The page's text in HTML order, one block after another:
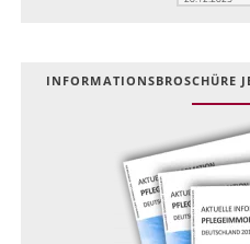
INFOR­MATIONS­BROSCHÜRE